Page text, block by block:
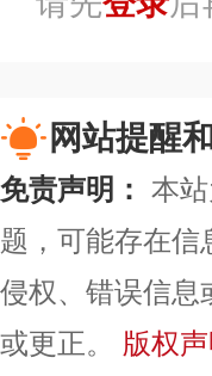
网站提醒
免责声明： 本
题，可能存在信
侵权、错误信息
或更正。
版权